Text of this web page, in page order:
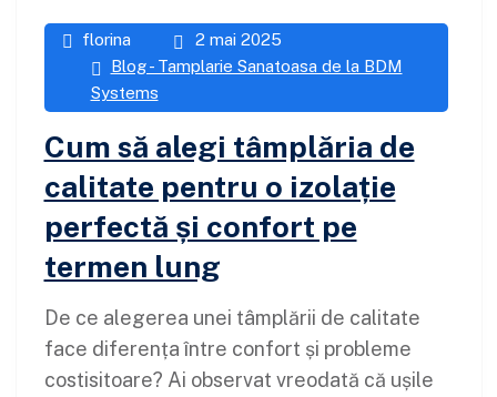
florina
2 mai 2025
Blog - Tamplarie Sanatoasa de la BDM
Systems
Cum să alegi tâmplăria de
calitate pentru o izolație
perfectă și confort pe
termen lung
De ce alegerea unei tâmplării de calitate
face diferența între confort și probleme
costisitoare? Ai observat vreodată că ușile